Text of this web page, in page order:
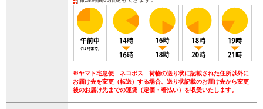
※ヤマト宅急便 ネコポス 荷物の送り状に記載された住所以外に
お届け先を変更（転送）する場合、送り状記載のお届け先から変更
後のお届け先までの運賃（定価・着払い）を収受いたします。